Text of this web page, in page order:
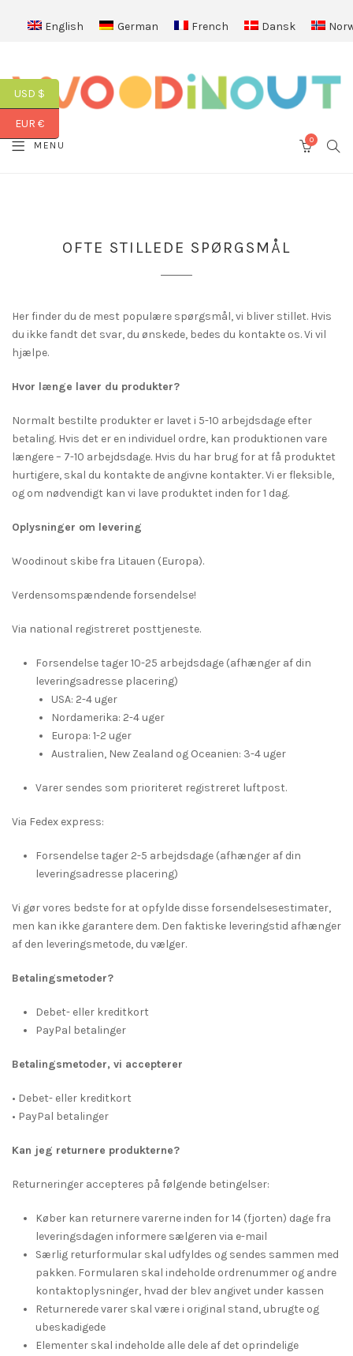
English German French Dansk
MENU 0
OFTE STILLEDE SPØRGSMÅL
Her finder du de mest populære spørgsmål, vi bliver stillet. Hvis
du ikke fandt det svar, du ønskede, bedes du kontakte os. Vi vil
hjælpe.
Hvor længe laver du produkter?
Normalt bestilte produkter er lavet i 5-10 arbejdsdage efter
betaling. Hvis det er en individuel ordre, kan produktionen vare
længere – 7-10 arbejdsdage. Hvis du har brug for at få produktet
hurtigere, skal du kontakte de angivne kontakter. Vi er fleksible,
og om nødvendigt kan vi lave produktet inden for 1 dag.
Oplysninger om levering
Woodinout skibe fra Litauen (Europa).
Verdensomspændende forsendelse!
Via national registreret posttjeneste.
Forsendelse tager 10-25 arbejdsdage (afhænger af din
leveringsadresse placering)
USA: 2-4 uger
Nordamerika: 2-4 uger
Europa: 1-2 uger
Australien, New Zealand og Oceanien: 3-4 uger
Varer sendes som prioriteret registreret luftpost.
Via Fedex express:
Forsendelse tager 2-5 arbejdsdage (afhænger af din
leveringsadresse placering)
Vi gør vores bedste for at opfylde disse forsendelsesestimater,
men kan ikke garantere dem. Den faktiske leveringstid afhænger
af den leveringsmetode, du vælger.
Betalingsmetoder?
Debet- eller kreditkort
PayPal betalinger
Betalingsmetoder, vi accepterer
• Debet- eller kreditkort
• PayPal betalinger
Kan jeg returnere produkterne?
Returneringer accepteres på følgende betingelser:
Køber kan returnere varerne inden for 14 (fjorten) dage fra
leveringsdagen informere sælgeren via e-mail
Særlig returformular skal udfyldes og sendes sammen med
pakken. Formularen skal indeholde ordrenummer og andre
kontaktoplysninger, hvad der blev angivet under kassen
Returnerede varer skal være i original stand, ubrugte og
ubeskadigede
Elementer skal indeholde alle dele af det oprindelige
USD $
EUR €